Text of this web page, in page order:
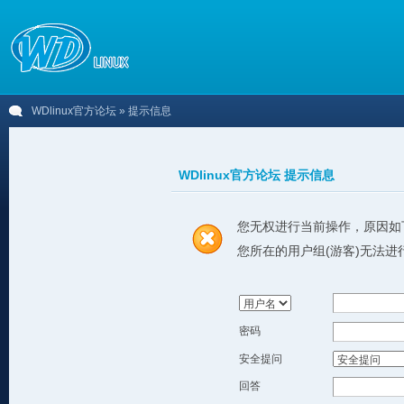
WDlinux官方论坛 » 提示信息
WDlinux官方论坛 提示信息
您无权进行当前操作，原因如
您所在的用户组(游客)无法进
密码
安全提问
回答